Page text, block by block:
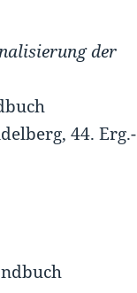
der
44. Erg.-